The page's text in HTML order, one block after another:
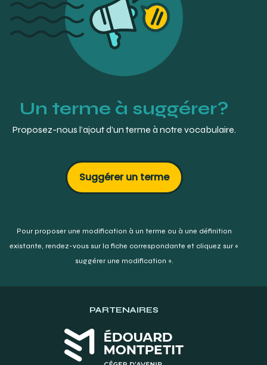
MITCHELL, Melanie. (2011). Dental Instruments: A Pocket
Guide to Identification. 2e éd. Lippincott Williams &
Wilkins. Baltimore. P. 82-83.
Lunea groupe :https://www.lunea-
groupe.fr/instruments-a-sculpter/6225-cleoide-
discoide-36-manche-41.html
groupe.fr/instruments-a-sculpter/5209-sculpteur-
cleoide-discoide-90b-manche-41.html
https://www.dentalprive.fr/instruments-a-
sculpter/2793-sculpteur.html
Un terme à suggérer?
Proposez-nous l’ajout d’un terme à notre vocabulaire.
Suggérer un terme
Pour proposer une modification à un terme ou à une définition
existante, rendez-vous sur la fiche correspondante et cliquez sur «
suggérer une modification ».
PARTENAIRES